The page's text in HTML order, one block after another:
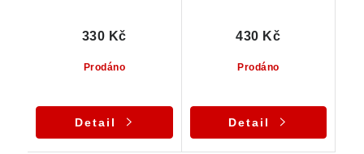
Prodáno
330 Kč
Detail
Prodáno
430 Kč
Detail